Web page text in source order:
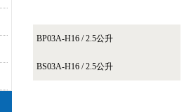
BP03A-H16 / 2.5公升
BS03A-H16 / 2.5公升